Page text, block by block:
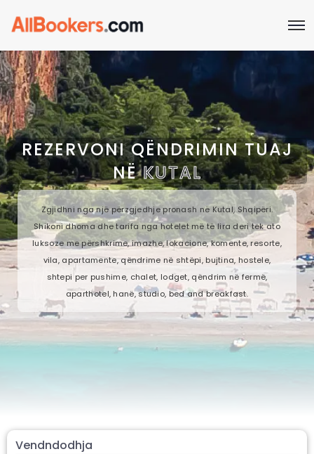
REZERVONI QËNDRIMIN TUAJ
NËKUTAL
Zgjidhni nga një përzgjedhje pronash në Kutal, Shqipëri.
Shikoni dhoma dhe tarifa nga hotelet më të lira deri tek ato
luksoze me përshkrime, imazhe, lokacione, komente, resorte,
vila, apartamente, qëndrime në shtëpi, bujtina, hostele,
shtepi per pushime, chalet, lodget, qëndrim në fermë,
aparthotel, hanë, studio, bed and breakfast.
Vendndodhja